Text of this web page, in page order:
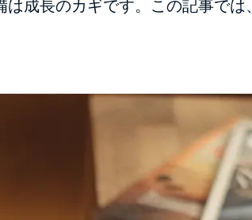
成長のカギです。この記事で